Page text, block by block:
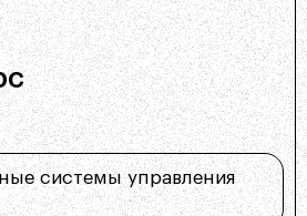
системы управления